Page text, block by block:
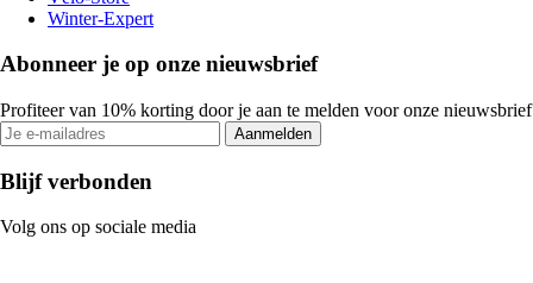
Winter-Expert
Abonneer je op onze nieuwsbrief
Profiteer van 10% korting door je aan te melden voor onze nieuwsbrief
Aanmelden
Blijf verbonden
Volg ons op sociale media